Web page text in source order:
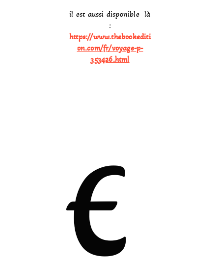
il est aussi disponible là
:
https://www.thebookediti
on.com/fr/voyage-p-
353426.html
E